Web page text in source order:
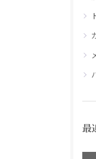
最